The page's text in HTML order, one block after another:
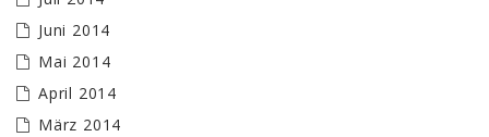
Juni 2014
Mai 2014
April 2014
März 2014